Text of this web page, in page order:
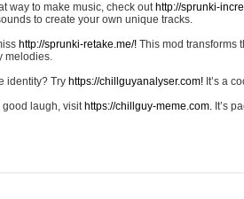
way to make music, check out http://sprunki-
to create your own unique tracks.
http://sprunki-retake.me/! This mod transforms
melodies.
identity? Try https://chillguyanalyser.com! It’s a
good laugh, visit https://chillguy-meme.com. It’s